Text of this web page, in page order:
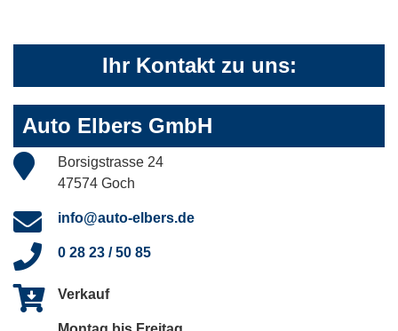
Ihr Kontakt zu uns:
Auto Elbers GmbH
Borsigstrasse 24
47574 Goch
info@auto-elbers.de
0 28 23 / 50 85
Verkauf